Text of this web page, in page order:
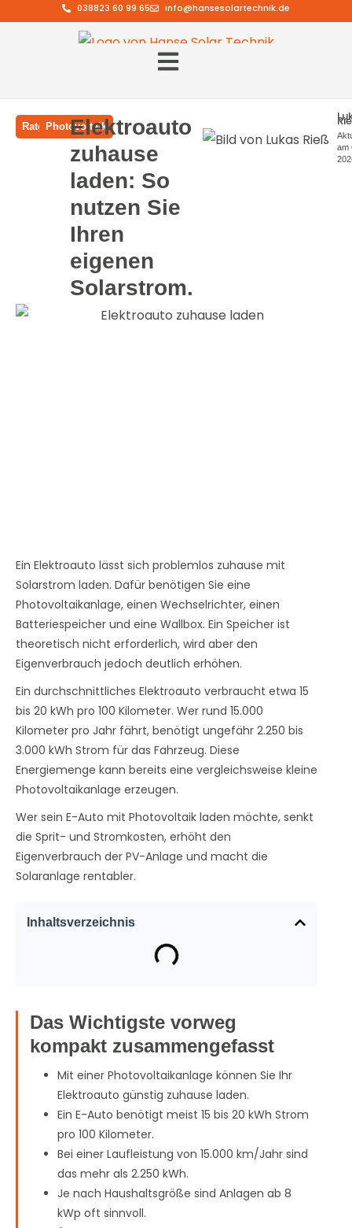
038823 60 99 65 info@hansesolartechnik.de
RatgeberPhotovoltaik
Elektroauto
zuhause
laden: So
nutzen Sie
Ihren
eigenen
Solarstrom.
am
Ein Elektroauto lässt sich problemlos zuhause mit
Solarstrom laden. Dafür benötigen Sie eine
Photovoltaikanlage, einen Wechselrichter, einen
Batteriespeicher und eine Wallbox. Ein Speicher ist
theoretisch nicht erforderlich, wird aber den
Eigenverbrauch jedoch deutlich erhöhen.
Ein durchschnittliches Elektroauto verbraucht etwa 15
bis 20 kWh pro 100 Kilometer. Wer rund 15.000
Kilometer pro Jahr fährt, benötigt ungefähr 2.250 bis
3.000 kWh Strom für das Fahrzeug. Diese
Energiemenge kann bereits eine vergleichsweise kleine
Photovoltaikanlage erzeugen.
Wer sein E-Auto mit Photovoltaik laden möchte, senkt
die Sprit- und Stromkosten, erhöht den
Eigenverbrauch der PV-Anlage und macht die
Solaranlage rentabler.
Inhaltsverzeichnis
Das Wichtigste vorweg
kompakt zusammengefasst
Mit einer Photovoltaikanlage können Sie Ihr
Elektroauto günstig zuhause laden.
Ein E-Auto benötigt meist 15 bis 20 kWh Strom
pro 100 Kilometer.
Bei einer Laufleistung von 15.000 km/Jahr sind
das mehr als 2.250 kWh.
Je nach Haushaltsgröße sind Anlagen ab 8
kWp oft sinnvoll.